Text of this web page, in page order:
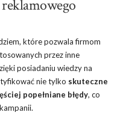
które pozwala firmom
przez inne
posiadaniu wiedzy na
nie tylko skuteczne
popełniane błędy, co